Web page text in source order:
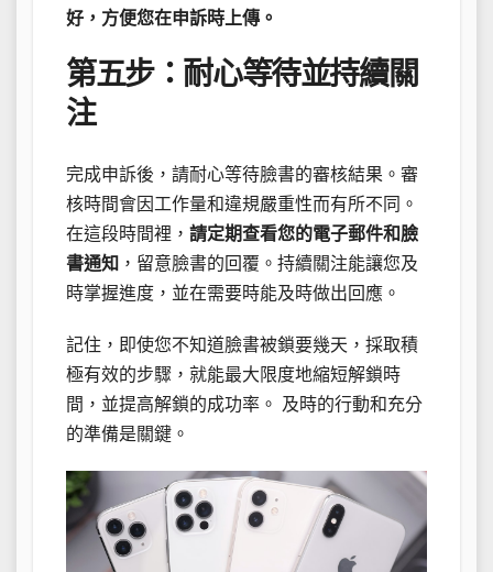
好，方便您在申訴時上傳。
第五步：耐心等待並持續關
注
完成申訴後，請耐心等待臉書的審核結果。審
核時間會因工作量和違規嚴重性而有所不同。
在這段時間裡， 請定期查看您的電子郵件和臉
書通知 ，留意臉書的回覆。持續關注能讓您及
時掌握進度，並在需要時能及時做出回應。
記住，即使您不知道臉書被鎖要幾天，採取積
極有效的步驟，就能最大限度地縮短解鎖時
間，並提高解鎖的成功率。 及時的行動和充分
的準備是關鍵。